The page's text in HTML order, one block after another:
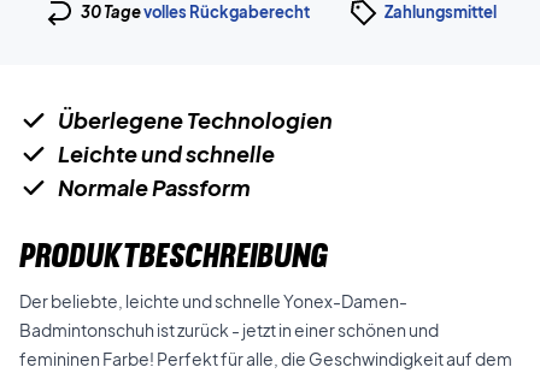
30 Tagevolles Rückgaberecht Zahlungsmittel
Überlegene Technologien
Leichte und schnelle
Normale Passform
PRODUKTBESCHREIBUNG
Der beliebte, leichte und schnelle Yonex-Damen-
Badmintonschuh ist zurück - jetzt in einer schönen und
femininen Farbe! Perfekt für alle, die Geschwindigkeit auf dem